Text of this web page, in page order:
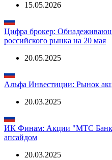
15.05.2026
Цифра брокер:
российского рынка на 20 мая
20.05.2025
Альфа Инвестиции: Рынок
20.03.2025
ИК Финам: Акции "МТС
апсайдом
20.03.2025